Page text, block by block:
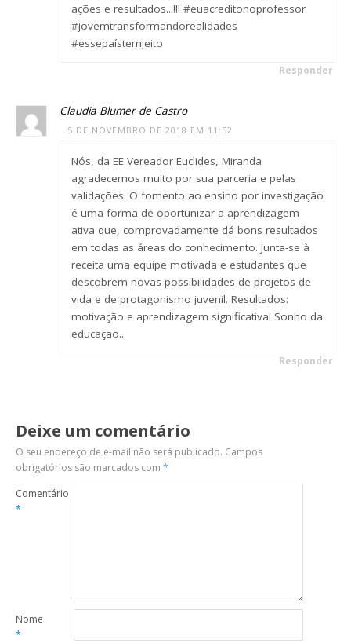
ações e resultados...!!! #euacreditonoprofessor
#jovemtransformandorealidades
#essepaístemjeito
Responder
Claudia Blumer de Castro
5 DE NOVEMBRO DE 2018 EM 11:52
Nós, da EE Vereador Euclides, Miranda
agradecemos muito por sua parceria e pelas
validações. O fomento ao ensino por investigação
é uma forma de oportunizar a aprendizagem
ativa que, comprovadamente dá bons resultados
em todas as áreas do conhecimento. Junta-se à
receita uma equipe motivada e estudantes que
descobrem novas possibilidades de projetos de
vida e de protagonismo juvenil. Resultados:
motivação e aprendizagem significativa! Sonho da
educação...
Responder
Deixe um comentário
O seu endereço de e-mail não será publicado. Campos
obrigatórios são marcados com*
Comentário
*
Nome
*